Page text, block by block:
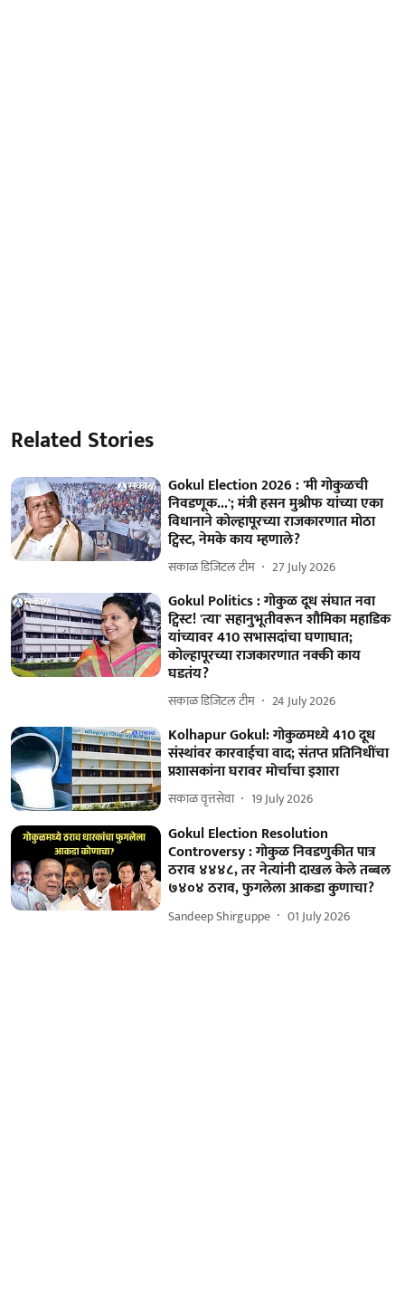
Related Stories
Gokul Election 2026 : 'मी गोकुळची
निवडणूक...'; मंत्री हसन मुश्रीफ यांच्या एका
विधानाने कोल्हापूरच्या राजकारणात मोठा
ट्विस्ट, नेमके काय म्हणाले?
सकाळ डिजिटल टीम 27 July 2026
Gokul Politics : गोकुळ दूध संघात नवा
ट्विस्ट! 'त्या' सहानुभूतीवरून शौमिका महाडिक
यांच्यावर 410 सभासदांचा घणाघात;
कोल्हापूरच्या राजकारणात नक्की काय
घडतंय?
सकाळ डिजिटल टीम 24 July 2026
Kolhapur Gokul: गोकुळमध्ये 410 दूध
संस्थांवर कारवाईचा वाद; संतप्त प्रतिनिधींचा
प्रशासकांना घरावर मोर्चाचा इशारा
सकाळ वृत्तसेवा 19 July 2026
Gokul Election Resolution
Controversy : गोकुळ निवडणुकीत पात्र
ठराव ४४४८, तर नेत्यांनी दाखल केले तब्बल
७४०४ ठराव, फुगलेला आकडा कुणाचा?
Sandeep Shirguppe 01 July 2026